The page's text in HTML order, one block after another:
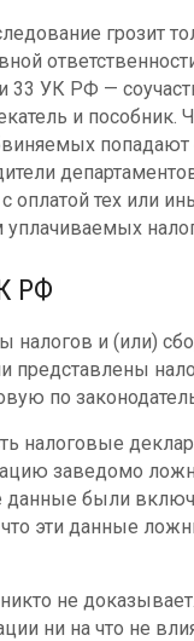
грозит
33 УК РФ —
и
оплатой тех или
РФ
налогов и (или)
представлены
по
налоговые
заведомо
были
эти данные
не
ни на что не